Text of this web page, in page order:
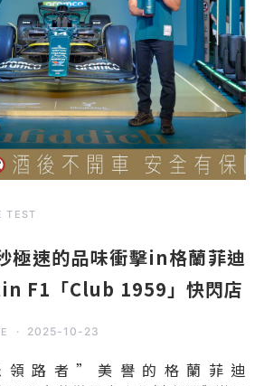
TEST
極速的品味衝擊in格蘭菲迪
F1「Club 1959」快閃店
2025-10-23
路者”美譽的格蘭菲迪